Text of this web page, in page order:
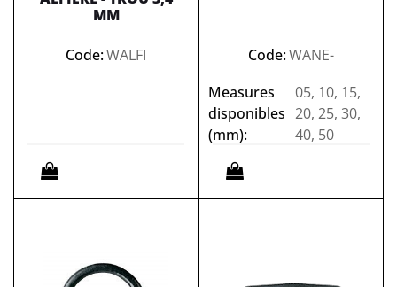
MM
Code:WALFI
Quantità
Code:WANE-
Measures
disponibles
(mm):
05, 10, 15,
20, 25, 30,
40, 50
Quantità